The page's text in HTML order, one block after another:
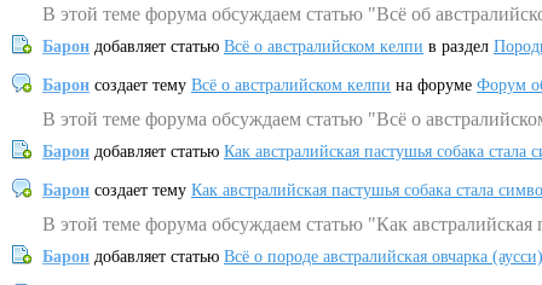
В этой теме форума обсуждаем статью "Всё об
Барон добавляет статью Всё о австралийском келпи в раздел
Барон создает тему Всё о австралийском келпи на форуме Форум
В этой теме форума обсуждаем статью "Всё о
Барон добавляет статью Как австралийская пастушья собака
Барон создает тему Как австралийская пастушья собака стала
В этой теме форума обсуждаем статью "Как
Барон добавляет статью Всё о породе австралийская овчарка (аусси)